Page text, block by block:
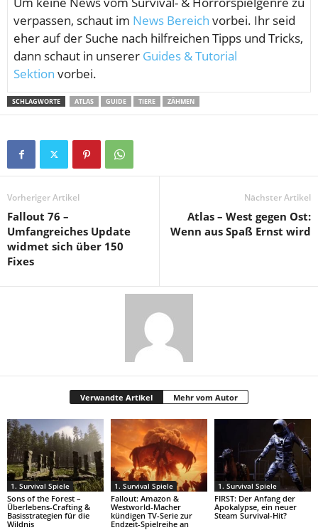
verpassen, schaut im News Bereich vorbei. Ihr seid
eher auf der Suche nach hilfreichen Tipps und Tricks,
dann schaut in unserer Guides & Tutorial
Sektion vorbei.
SCHLAGWORTE ATLAS GUIDE TIERE ZÄHMEN
Vorheriger Artikel
Fallout 76 –
Umfangreiches Update
widmet sich über 150
Fixes
Nächster Artikel
Atlas – West gegen Ost:
Wenn aus Spaß Ernst wird
Verwandte Artikel Mehr vom Autor
1. Survival Spiele
Sons of the Forest –
Überlebens-Crafting &
Basisstrategien für die
Wildnis
1. Survival Spiele
Fallout: Amazon &
Westworld-Macher
kündigen TV-Serie zur
Endzeit-Spielreihe an
1. Survival Spiele
FIRST: Der Anfang der
Apokalypse, ein neuer
Steam Survival-Hit?